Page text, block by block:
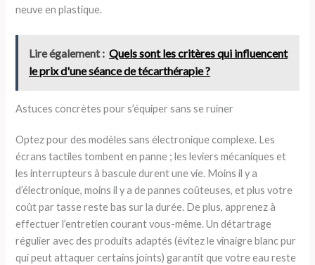
neuve en plastique.
Lire également : Quels sont les critères qui influencent
le prix d'une séance de técarthérapie ?
Astuces concrètes pour s’équiper sans se ruiner
Optez pour des modèles sans électronique complexe. Les
écrans tactiles tombent en panne ; les leviers mécaniques et
les interrupteurs à bascule durent une vie. Moins il y a
d’électronique, moins il y a de pannes coûteuses, et plus votre
coût par tasse reste bas sur la durée. De plus, apprenez à
effectuer l’entretien courant vous-même. Un détartrage
régulier avec des produits adaptés (évitez le vinaigre blanc pur
qui peut attaquer certains joints) garantit que votre eau reste